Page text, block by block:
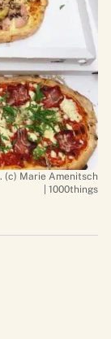
(c) Marie Amenitsch
| 1000things